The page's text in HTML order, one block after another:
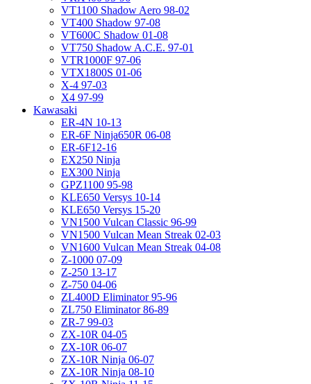
VT1100 Shadow Aero 98-02
VT400 Shadow 97-08
VT600C Shadow 01-08
VT750 Shadow A.C.E. 97-01
VTR1000F 97-06
VTX1800S 01-06
X-4 97-03
X4 97-99
Kawasaki
ER-4N 10-13
ER-6F Ninja650R 06-08
ER-6F12-16
EX250 Ninja
EX300 Ninja
GPZ1100 95-98
KLE650 Versys 10-14
KLE650 Versys 15-20
VN1500 Vulcan Classic 96-99
VN1500 Vulcan Mean Streak 02-03
VN1600 Vulcan Mean Streak 04-08
Z-1000 07-09
Z-250 13-17
Z-750 04-06
ZL400D Eliminator 95-96
ZL750 Eliminator 86-89
ZR-7 99-03
ZX-10R 04-05
ZX-10R 06-07
ZX-10R Ninja 06-07
ZX-10R Ninja 08-10